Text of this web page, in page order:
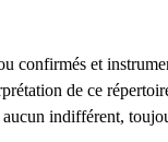
confirmés et
de ce
indifférent,